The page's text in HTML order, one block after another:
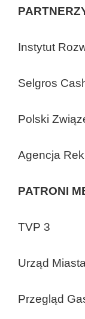
Instytut
Selgros
Polski
Agencja
PATRONI
TVP 3
Urząd
Przegląd